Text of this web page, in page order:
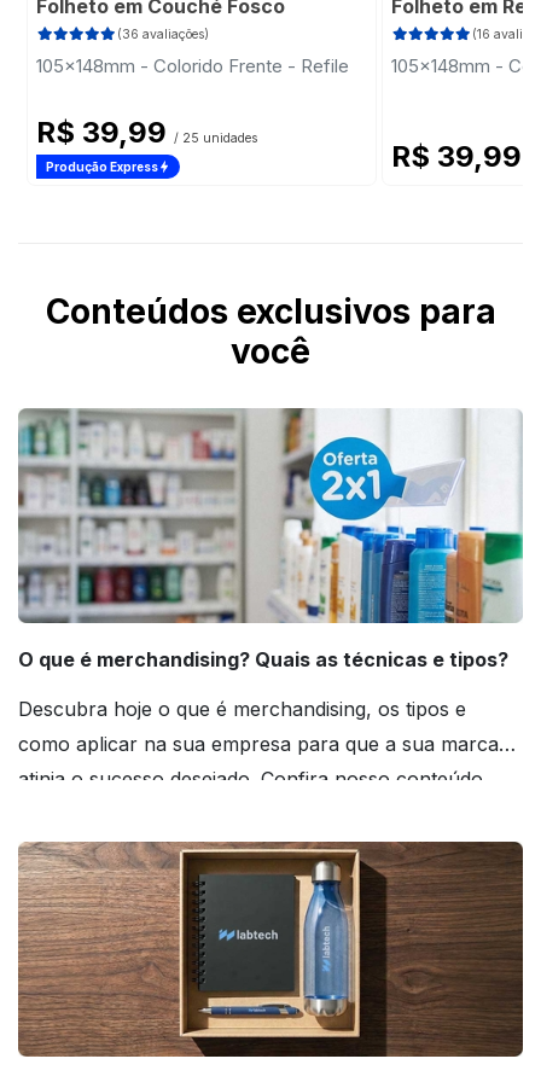
Folheto em Couché Fosco
(36 avaliações)
105x148mm - Colorido Frente - Refile
R$ 39,99 / 25 unidades
Produção Express
Folheto em
(16
105x148mm -
R$ 39,99
Conteúdos exclusivos para
você
O que é merchandising? Quais as técnicas e tipos?
Descubra hoje o que é merchandising, os tipos e
como aplicar na sua empresa para que a sua marca
atinja o sucesso desejado. Confira nosso conteúdo